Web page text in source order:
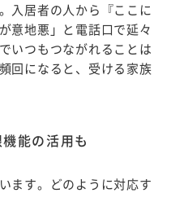
入居者の人から『ここに
意地悪」と電話口で延々
いつもつながれることは
回になると、受ける家族
能の活用も
ます。どのように対応す